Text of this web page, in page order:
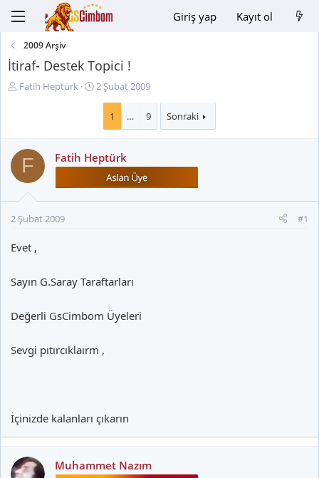
Giriş yap Kayıt ol
2009 Arşiv
İtiraf- Destek Topici !
K
u
B
a
l
a
Fatih Heptürk
B
n
g
ı
ç
i
2 Şubat 2009
1 … 9 Sonraki
F Fatih Heptürk
2 Şubat 2009 #1
Evet ,
Sayın G.Saray Taraftarları
Değerli GsCimbom Üyeleri
Sevgi pıtırcıklaırm ,
İçinizde kalanları çıkarın
Muhammet Nazım